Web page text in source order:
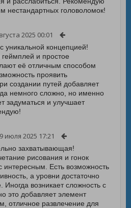
нестандартных головоломок!
2025 00:01
уникальной концепцией!
и простое
её отличным способом
проявить
создании путей добавляет
немного сложно, но именно
задуматься и улучшает
июля 2025 17:21
захватывающая!
рисования и гонок
интересным. Есть возможность
а уровни достаточно
Иногда возникает сложность с
это добавляет элемент
отличное развлечение для